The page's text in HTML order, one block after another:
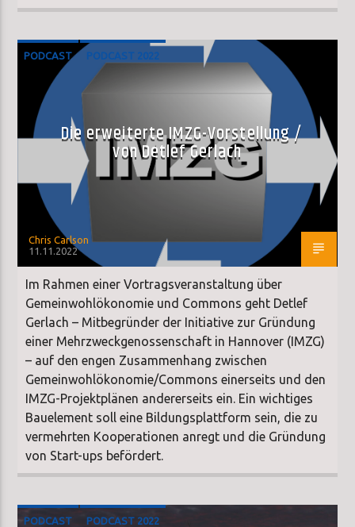
PODCAST PODCAST 2022
Die erweiterte IMZG-Vorstellung /
von Detlef Gerlach
Chris Carlson
11.11.2022
Im Rahmen einer Vortragsveranstaltung über
Gemeinwohlökonomie und Commons geht Detlef
Gerlach – Mitbegründer der Initiative zur Gründung
einer Mehrzweckgenossenschaft in Hannover (IMZG)
– auf den engen Zusammenhang zwischen
Gemeinwohlökonomie/Commons einerseits und den
IMZG-Projektplänen andererseits ein. Ein wichtiges
Bauelement soll eine Bildungsplattform sein, die zu
vermehrten Kooperationen anregt und die Gründung
von Start-ups befördert.
PODCAST PODCAST 2022